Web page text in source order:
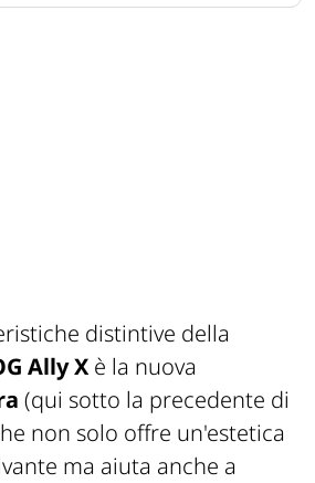
distintive della
Ally X è la nuova
(qui sotto la precedente di
non solo offre un'estetica
ma aiuta anche a